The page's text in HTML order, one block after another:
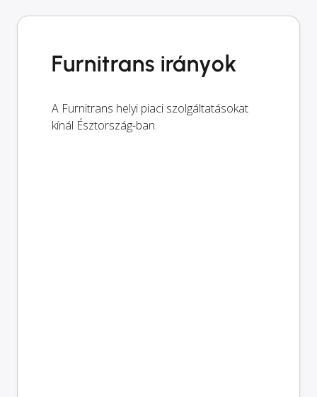
Furnitrans irányok
A Furnitrans helyi piaci szolgáltatásokat
kínál Észtország-ban.